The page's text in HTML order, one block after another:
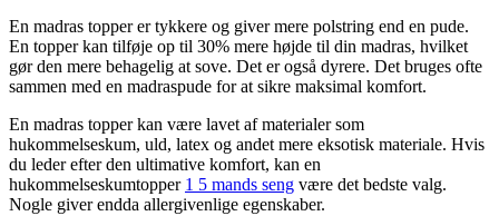
En madras topper er tykkere og giver mere polstring end en pude.
En topper kan tilføje op til 30% mere højde til din madras, hvilket
gør den mere behagelig at sove. Det er også dyrere. Det bruges ofte
sammen med en madraspude for at sikre maksimal komfort.
En madras topper kan være lavet af materialer som
hukommelseskum, uld, latex og andet mere eksotisk materiale. Hvis
du leder efter den ultimative komfort, kan en
hukommelseskumtopper 1 5 mands seng være det bedste valg.
Nogle giver endda allergivenlige egenskaber.